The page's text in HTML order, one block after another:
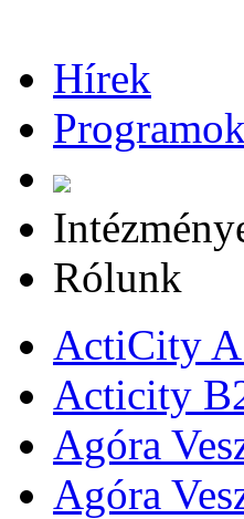
Hírek
Programok
Rólunk
ActiCity
Acticity
Agóra
Agóra